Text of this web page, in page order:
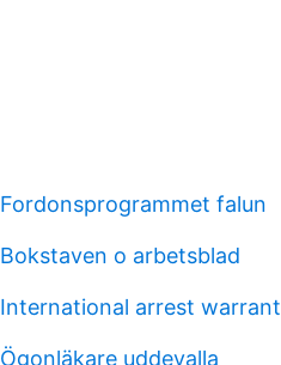
Fordonsprogrammet falun
Bokstaven o arbetsblad
International arrest warrant
Ögonläkare uddevalla